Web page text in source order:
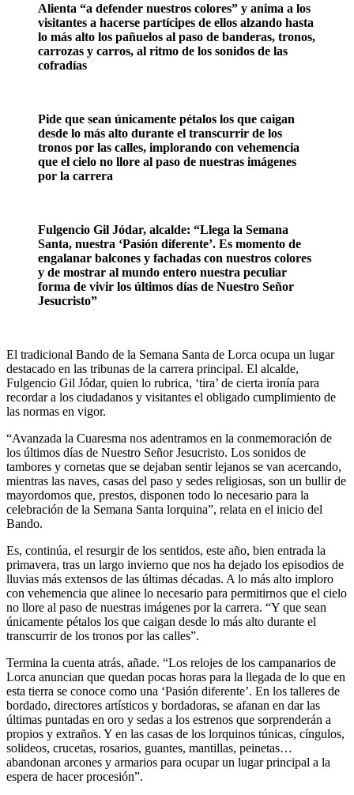
Alienta “a defender nuestros colores” y anima a los
visitantes a hacerse partícipes de ellos alzando hasta
lo más alto los pañuelos al paso de banderas, tronos,
carrozas y carros, al ritmo de los sonidos de las
cofradías
Pide que sean únicamente pétalos los que caigan
desde lo más alto durante el transcurrir de los
tronos por las calles, implorando con vehemencia
que el cielo no llore al paso de nuestras imágenes
por la carrera
Fulgencio Gil Jódar, alcalde: “Llega la Semana
Santa, nuestra ‘Pasión diferente’. Es momento de
engalanar balcones y fachadas con nuestros colores
y de mostrar al mundo entero nuestra peculiar
forma de vivir los últimos días de Nuestro Señor
Jesucristo”
El tradicional Bando de la Semana Santa de Lorca ocupa un lugar
destacado en las tribunas de la carrera principal. El alcalde,
Fulgencio Gil Jódar, quien lo rubrica, ‘tira’ de cierta ironía para
recordar a los ciudadanos y visitantes el obligado cumplimiento de
las normas en vigor.
“Avanzada la Cuaresma nos adentramos en la conmemoración de
los últimos días de Nuestro Señor Jesucristo. Los sonidos de
tambores y cornetas que se dejaban sentir lejanos se van acercando,
mientras las naves, casas del paso y sedes religiosas, son un bullir de
mayordomos que, prestos, disponen todo lo necesario para la
celebración de la Semana Santa lorquina”, relata en el inicio del
Bando.
Es, continúa, el resurgir de los sentidos, este año, bien entrada la
primavera, tras un largo invierno que nos ha dejado los episodios de
lluvias más extensos de las últimas décadas. A lo más alto imploro
con vehemencia que alinee lo necesario para permitirnos que el cielo
no llore al paso de nuestras imágenes por la carrera. “Y que sean
únicamente pétalos los que caigan desde lo más alto durante el
transcurrir de los tronos por las calles”.
Termina la cuenta atrás, añade. “Los relojes de los campanarios de
Lorca anuncian que quedan pocas horas para la llegada de lo que en
esta tierra se conoce como una ‘Pasión diferente’. En los talleres de
bordado, directores artísticos y bordadoras, se afanan en dar las
últimas puntadas en oro y sedas a los estrenos que sorprenderán a
propios y extraños. Y en las casas de los lorquinos túnicas, cíngulos,
solideos, crucetas, rosarios, guantes, mantillas, peinetas…
abandonan arcones y armarios para ocupar un lugar principal a la
espera de hacer procesión”.